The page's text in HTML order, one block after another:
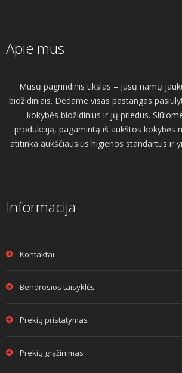
Apie mus
Mūsų pagrindinis tikslas – Jūsų namų
biožidiniais. Dedame visas pastangas
kokybės biožidinius ir jų priedus.
produkciją, pagamintą iš aukštos kokybės
atitinka aukščiausius higienos standartus ir
Informacija
Kontaktai
Bendrosios taisyklės
Prekių pristatymas
Prekių grąžinimas